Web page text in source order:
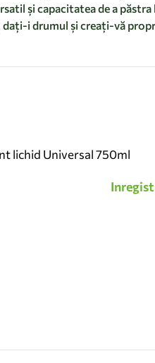
și capacitatea de a
i drumul și creați-vă
lichid Universal 750ml